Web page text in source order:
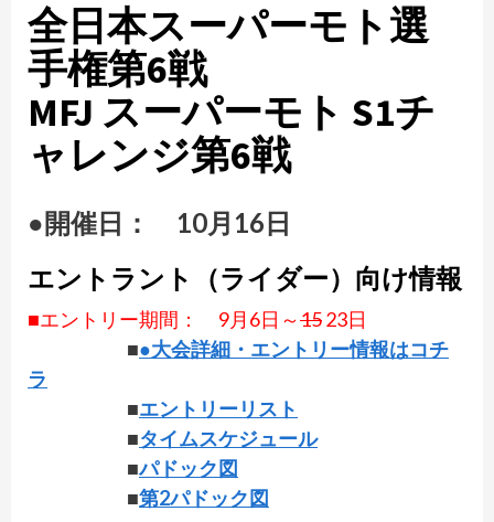
全日本スーパーモト選
手権第6戦
MFJ スーパーモト S1チ
ャレンジ第6戦
●開催日： 10月16日
エントラント（ライダー）向け情報
■エントリー期間： 9月6日～1523日
■●大会詳細・エントリー情報はコチ
ラ
■エントリーリスト
■タイムスケジュール
■パドック図
■第2パドック図